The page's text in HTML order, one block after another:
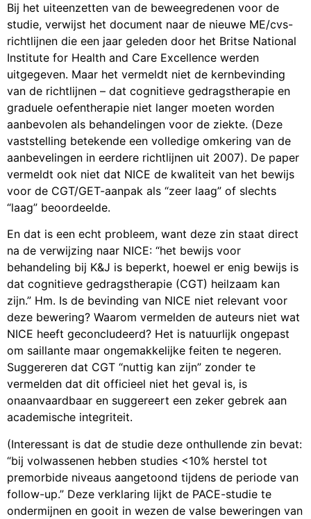
Bij het uiteenzetten van de beweegredenen voor de
studie, verwijst het document naar de nieuwe ME/cvs-
richtlijnen die een jaar geleden door het Britse National
Institute for Health and Care Excellence werden
uitgegeven. Maar het vermeldt niet de kernbevinding
van de richtlijnen – dat cognitieve gedragstherapie en
graduele oefentherapie niet langer moeten worden
aanbevolen als behandelingen voor de ziekte. (Deze
vaststelling betekende een volledige omkering van de
aanbevelingen in eerdere richtlijnen uit 2007). De paper
vermeldt ook niet dat NICE de kwaliteit van het bewijs
voor de CGT/GET-aanpak als “zeer laag” of slechts
“laag” beoordeelde.
En dat is een echt probleem, want deze zin staat direct
na de verwijzing naar NICE: “het bewijs voor
behandeling bij K&J is beperkt, hoewel er enig bewijs is
dat cognitieve gedragstherapie (CGT) heilzaam kan
zijn.” Hm. Is de bevinding van NICE niet relevant voor
deze bewering? Waarom vermelden de auteurs niet wat
NICE heeft geconcludeerd? Het is natuurlijk ongepast
om saillante maar ongemakkelijke feiten te negeren.
Suggereren dat CGT “nuttig kan zijn” zonder te
vermelden dat dit officieel niet het geval is, is
onaanvaardbaar en suggereert een zeker gebrek aan
academische integriteit.
(Interessant is dat de studie deze onthullende zin bevat:
“bij volwassenen hebben studies <10% herstel tot
premorbide niveaus aangetoond tijdens de periode van
follow-up.” Deze verklaring lijkt de PACE-studie te
ondermijnen en gooit in wezen de valse beweringen van